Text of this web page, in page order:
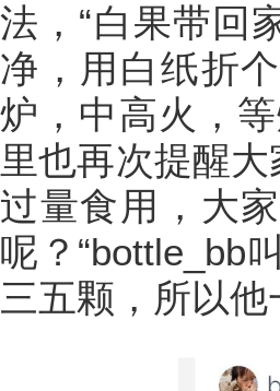
法，“白果带回
净，用白纸折
炉，中高火，
里也再次提醒
过量食用，大
呢？“bottle_bb
三五颗，所以